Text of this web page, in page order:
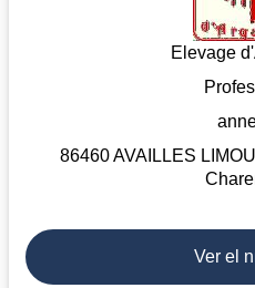
Elevage
86460 AVAILLES
Ver el